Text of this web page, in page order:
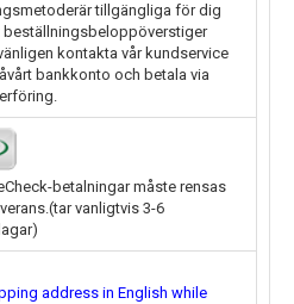
tillgängliga för dig
beställningsbeloppöverstiger
kontakta vår kundservice
bankkonto och betala via
betalningar måste rensas
vanligtvis 3-6
address in English while